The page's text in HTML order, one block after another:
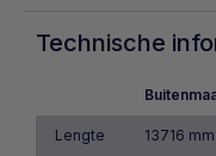
Technische
Lengte 13716 mm